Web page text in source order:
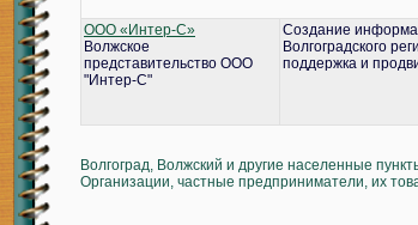
ООО «Интер-С»
Волжское
представительство ООО
"Интер-С"
Создание
Волгоградского
поддержка и
Волгоград, Волжский и другие населенные
Организации, частные предприниматели, их